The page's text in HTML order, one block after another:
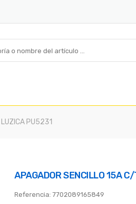
PU5231
APAGADOR SENCILLO 15A
Referencia: 7702089165849